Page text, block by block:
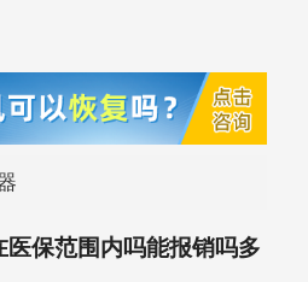
保范围内吗能报销吗多